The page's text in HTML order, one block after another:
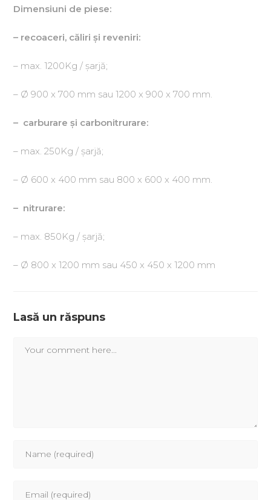
Dimensiuni de piese:
– recoaceri, căliri şi reveniri:
– max. 1200Kg / şarjă;
– Ø 900 x 700 mm sau 1200 x 900 x 700 mm.
– carburare şi carbonitrurare:
– max. 250Kg / şarjă;
– Ø 600 x 400 mm sau 800 x 600 x 400 mm.
– nitrurare:
– max. 850Kg / şarjă;
– Ø 800 x 1200 mm sau 450 x 450 x 1200 mm
Lasă un răspuns